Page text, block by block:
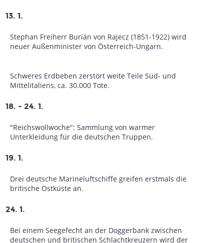
13. 1.
Stephan Freiherr Burián von Rajecz (1851-1922) wird
neuer Außenminister von Österreich-Ungarn.
Schweres Erdbeben zerstört weite Teile Süd- und
Mittelitaliens, ca. 30.000 Tote.
18. - 24. 1.
"Reichswollwoche": Sammlung von warmer
Unterkleidung für die deutschen Truppen.
19. 1.
Drei deutsche Marineluftschiffe greifen erstmals die
britische Ostküste an.
24. 1.
Bei einem Seegefecht an der Doggerbank zwischen
deutschen und britischen Schlachtkreuzern wird der